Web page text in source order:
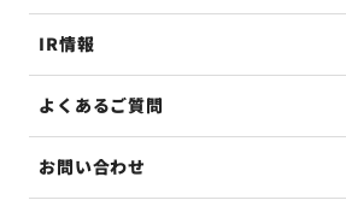
IR情報
よくあるご質問
お問い合わせ